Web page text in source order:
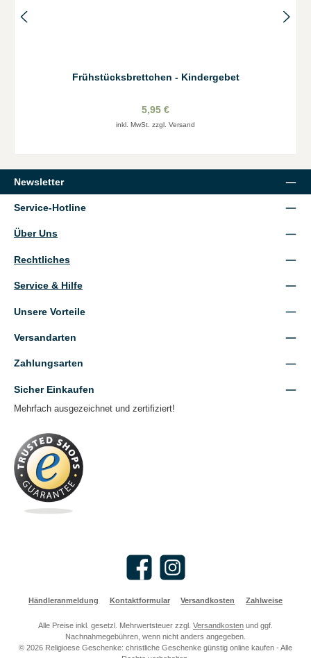
Frühstücksbrettchen - Kindergebet
5,95 €
inkl. MwSt. zzgl. Versand
Newsletter
Service-Hotline
Über Uns
Rechtliches
Service & Hilfe
Unsere Vorteile
Versandarten
Zahlungsarten
Sicher Einkaufen
Mehrfach ausgezeichnet und zertifiziert!
Facebook Instagram
Händleranmeldung Kontaktformular Versandkosten Zahlweise
Alle Preise inkl. gesetzl. Mehrwertsteuer zzgl. Versandkosten und ggf.
Nachnahmegebühren, wenn nicht anders angegeben.
© 2026 Religioese Geschenke: christliche Geschenke günstig online kaufen - Alle